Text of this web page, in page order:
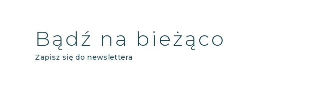
Bądź na bieżąco
Zapisz się do newslettera